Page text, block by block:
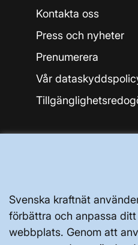
Svenska kraftnät
förbättra och anpassa
webbplats. Genom att
Svenska kraftnät,
Sundbyberg
Tel: 010-475 80 00
Kontakta oss
Press och nyheter
Prenumerera
Vår